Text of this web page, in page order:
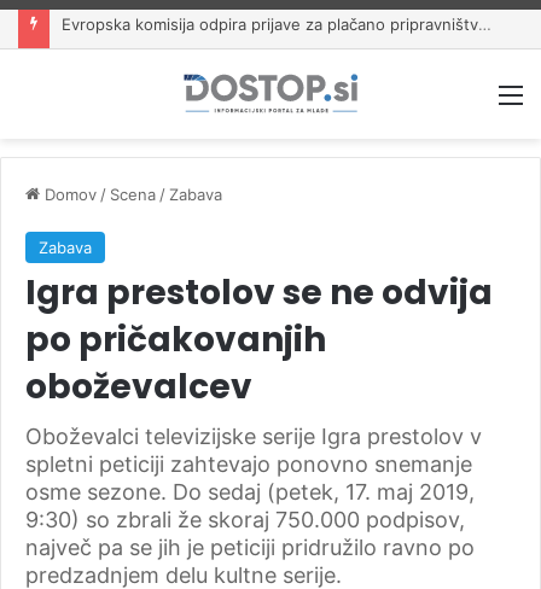
Evropska komisija odpira prijave za plačano pripravništvo Blue Book
Domov / Scena / Zabava
Zabava
Igra prestolov se ne odvija
po pričakovanjih
oboževalcev
Oboževalci televizijske serije Igra prestolov v
spletni peticiji zahtevajo ponovno snemanje
osme sezone. Do sedaj (petek, 17. maj 2019,
9:30) so zbrali že skoraj 750.000 podpisov,
največ pa se jih je peticiji pridružilo ravno po
predzadnjem delu kultne serije.